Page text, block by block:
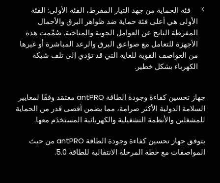
فئة الحماية من جهد التيار المفرط، الفئة الأولى: الفئة
الأولى هي أعلى فئة حماية ضد ظواهر البرق والأحمال
المفرطة الناتج عن العوامل الجوية والمناخية. صُمِّمت هذه
الأجهزة للتعامل مع صواعق البرق والرعد المباشرة أو غيرها
من العواصف القوية للغاية التي قد تؤدي إلى تلف شبكة
الكهرباء بشكل خطير.
جهاز تحسين كفاءة وجودة الطاقة antPRO معتمَد وفقًا لمعايير
السلامة الدولية الأكثر صرامة، مما يضمن أقصى قدر من الحماية
للمشغلين والأنظمة التشغيلية والكهربائية المستخدَم معها.
يتوفق جهاز تحسين كفاءة وجودة الطاقة antPRO من حيث
المواصفات مع خطة المرحلة الانتقالية للطاقة 5.0.